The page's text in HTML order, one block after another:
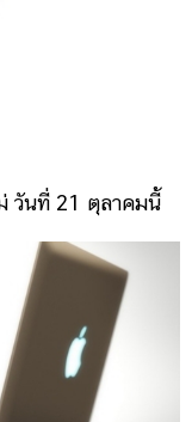
วันที่ 21 ตุลาคมนี้